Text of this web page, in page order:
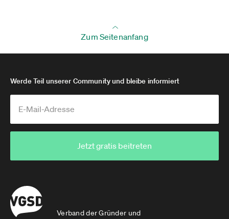
Zum Seitenanfang
Verband der Gründer und
Werde Teil unserer Community und bleibe informiert
Jetzt gratis beitreten